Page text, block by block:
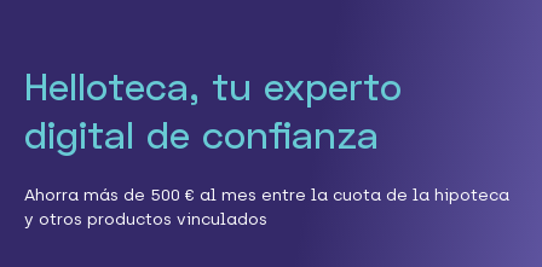
Helloteca, tu experto
digital de confianza
Ahorra más de 500 € al mes entre la cuota de la hipoteca
y otros productos vinculados